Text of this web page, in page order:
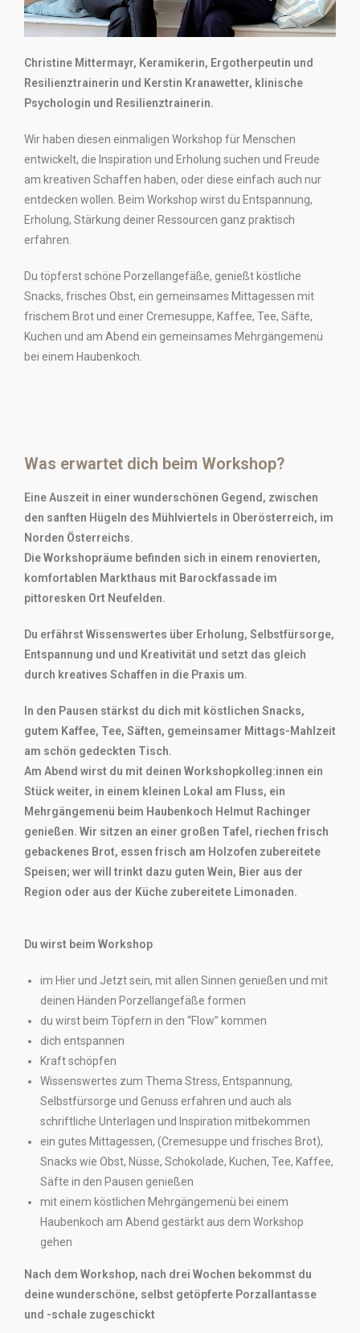
Christine Mittermayr, Keramikerin, Ergotherpeutin und
Resilienztrainerin und Kerstin Kranawetter, klinische
Psychologin und Resilienztrainerin.
Wir haben diesen einmaligen Workshop für Menschen
entwickelt, die Inspiration und Erholung suchen und Freude
am kreativen Schaffen haben, oder diese einfach auch nur
entdecken wollen. Beim Workshop wirst du Entspannung,
Erholung, Stärkung deiner Ressourcen ganz praktisch
erfahren.
Du töpferst schöne Porzellangefäße, genießt köstliche
Snacks, frisches Obst, ein gemeinsames Mittagessen mit
frischem Brot und einer Cremesuppe, Kaffee, Tee, Säfte,
Kuchen und am Abend ein gemeinsames Mehrgängemenü
bei einem Haubenkoch.
Was erwartet dich beim Workshop?
Eine Auszeit in einer wunderschönen Gegend, zwischen
den sanften Hügeln des Mühlviertels in Oberösterreich, im
Norden Österreichs.
Die Workshopräume befinden sich in einem renovierten,
komfortablen Markthaus mit Barockfassade im
pittoresken Ort Neufelden.
Du erfährst Wissenswertes über Erholung, Selbstfürsorge,
Entspannung und und Kreativität und setzt das gleich
durch kreatives Schaffen in die Praxis um.
In den Pausen stärkst du dich mit köstlichen Snacks,
gutem Kaffee, Tee, Säften, gemeinsamer Mittags-Mahlzeit
am schön gedeckten Tisch.
Am Abend wirst du mit deinen Workshopkolleg:innen ein
Stück weiter, in einem kleinen Lokal am Fluss, ein
Mehrgängemenü beim Haubenkoch Helmut Rachinger
genießen. Wir sitzen an einer großen Tafel, riechen frisch
gebackenes Brot, essen frisch am Holzofen zubereitete
Speisen; wer will trinkt dazu guten Wein, Bier aus der
Region oder aus der Küche zubereitete Limonaden.
Du wirst beim Workshop
im Hier und Jetzt sein, mit allen Sinnen genießen und mit
deinen Händen Porzellangefäße formen
du wirst beim Töpfern in den “Flow” kommen
dich entspannen
Kraft schöpfen
Wissenswertes zum Thema Stress, Entspannung,
Selbstfürsorge und Genuss erfahren und auch als
schriftliche Unterlagen und Inspiration mitbekommen
ein gutes Mittagessen, (Cremesuppe und frisches Brot),
Snacks wie Obst, Nüsse, Schokolade, Kuchen, Tee, Kaffee,
Säfte in den Pausen genießen
mit einem köstlichen Mehrgängemenü bei einem
Haubenkoch am Abend gestärkt aus dem Workshop
gehen
Nach dem Workshop, nach drei Wochen bekommst du
deine wunderschöne, selbst getöpferte Porzallantasse
und -schale zugeschickt